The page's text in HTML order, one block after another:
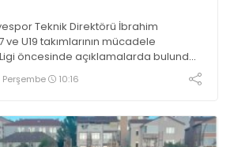
Teknik Direktörü İbrahim
ve U19 takımlarının mücadele
öncesinde açıklamalarda bulundu.
gelişimine dikkat çeken İshakoğlu,
sonuç almak değil, Türk futboluna
10:16